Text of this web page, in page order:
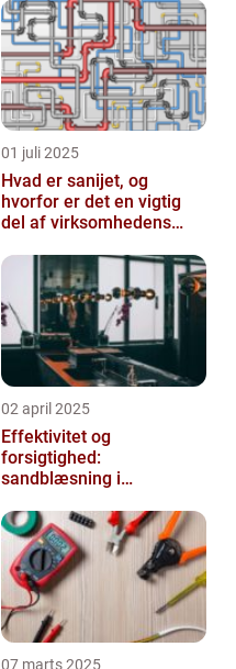
01 juli 2025
Hvad er sanijet, og
hvorfor er det en vigtig
del af virksomhedens
02 april 2025
Effektivitet og
forsigtighed:
sandblæsning i
07 marts 2025